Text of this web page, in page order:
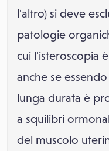
l'altro) si deve
patologie
cui l'isteroscopia
anche se
lunga durata è
a squilibri
del muscolo